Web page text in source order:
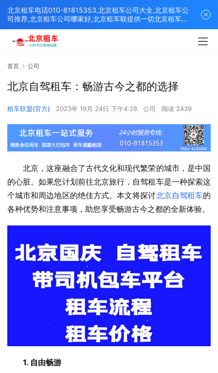
首页 公司
北京自驾租车：畅游古今之都的选择
租车联盟(官方) 2023年 10月 24日 下午4:28 公司 阅读 2439
北京，这座融合了古代文化和现代繁荣的城市，是中国
的心脏。如果您计划前往北京旅行，自驾租车是一种探索这
个城市和周边地区的绝佳方式。本文将探讨北京自驾租车的
各种优势和注意事项，助您享受畅游古今之都的全新体验。
1. 自由畅游
北京租车电话010-81815353,北京租车公司大全,北京租车公
司推荐,北京租车公司哪家好,北京租车联提供一切北京租车解
决方案,打造北京优质的租车平台！